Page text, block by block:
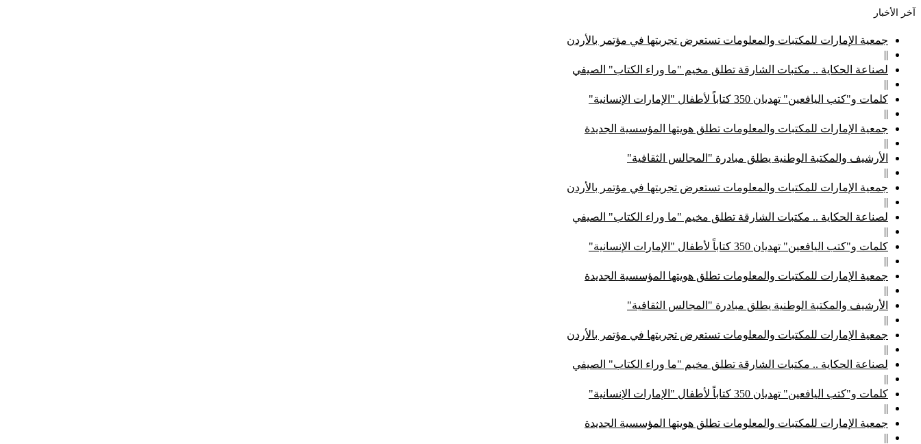
آخر الأخبار
جمعية الإمارات للمكتبات والمعلومات تستعرض تجربتها في مؤتمر بالأردن
||
لصناعة الحكاية .. مكتبات الشارقة تطلق مخيم "ما وراء الكتاب" الصيفي
||
كلمات و"كتب اليافعين" تهديان 350 كتاباً لأطفال "الإمارات الإنسانية"
||
جمعية الإمارات للمكتبات والمعلومات تطلق هويتها المؤسسية الجديدة
||
الأرشيف والمكتبة الوطنية يطلق مبادرة "المجالس الثقافية"
||
جمعية الإمارات للمكتبات والمعلومات تستعرض تجربتها في مؤتمر بالأردن
||
لصناعة الحكاية .. مكتبات الشارقة تطلق مخيم "ما وراء الكتاب" الصيفي
||
كلمات و"كتب اليافعين" تهديان 350 كتاباً لأطفال "الإمارات الإنسانية"
||
جمعية الإمارات للمكتبات والمعلومات تطلق هويتها المؤسسية الجديدة
||
الأرشيف والمكتبة الوطنية يطلق مبادرة "المجالس الثقافية"
||
جمعية الإمارات للمكتبات والمعلومات تستعرض تجربتها في مؤتمر بالأردن
||
لصناعة الحكاية .. مكتبات الشارقة تطلق مخيم "ما وراء الكتاب" الصيفي
||
كلمات و"كتب اليافعين" تهديان 350 كتاباً لأطفال "الإمارات الإنسانية"
||
جمعية الإمارات للمكتبات والمعلومات تطلق هويتها المؤسسية الجديدة
||